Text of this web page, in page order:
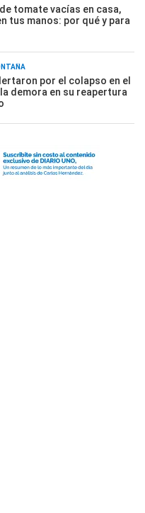
tomate vacías en casa,
tus manos: por qué y para
por el colapso en el
demora en su reapertura